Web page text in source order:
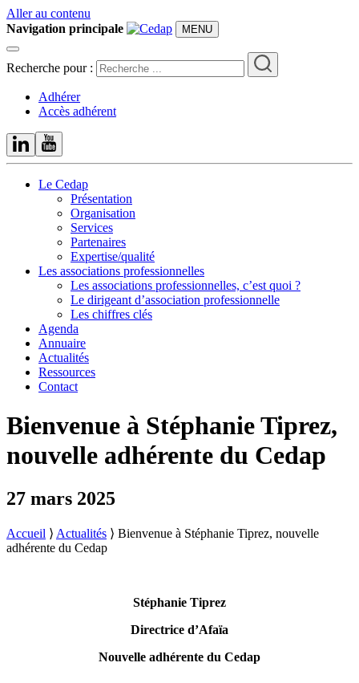
Aller au contenu
Navigation principale
MENU
Recherche pour :
Adhérer
Accès adhérent
Le Cedap
Présentation
Organisation
Services
Partenaires
Expertise/qualité
Les associations professionnelles
Les associations professionnelles, c’est quoi ?
Le dirigeant d’association professionnelle
Les chiffres clés
Agenda
Annuaire
Actualités
Ressources
Contact
Bienvenue à Stéphanie Tiprez,
nouvelle adhérente du Cedap
27 mars 2025
Accueil ⟩ Actualités ⟩ Bienvenue à Stéphanie Tiprez, nouvelle
adhérente du Cedap
Stéphanie Tiprez
Directrice d’Afaïa
Nouvelle adhérente du Cedap